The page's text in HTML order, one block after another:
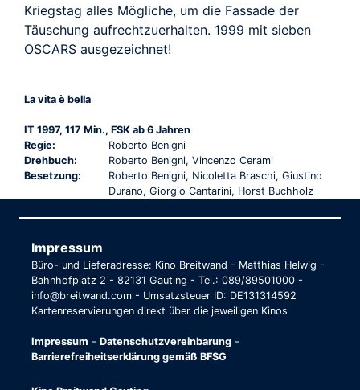
Kriegstag alles Mögliche, um die Fassade der
Täuschung aufrechtzuerhalten. 1999 mit sieben
OSCARS ausgezeichnet!
La vita è bella
IT 1997, 117 Min., FSK ab 6 Jahren
Regie:
Roberto Benigni
Drehbuch:
Roberto Benigni, Vincenzo Cerami
Besetzung:
Roberto Benigni, Nicoletta Braschi, Giustino
Durano, Giorgio Cantarini, Horst Buchholz
Impressum
Büro- und Lieferadresse: Kino Breitwand - Matthias Helwig -
Bahnhofplatz 2 - 82131 Gauting - Tel.: 089/89501000 -
info@breitwand.com - Umsatzsteuer ID: DE131314592
Kartenreservierungen direkt über die jeweiligen Kinos
Impressum - Datenschutzvereinbarung -
Barrierefreiheitserklärung gemäß BFSG